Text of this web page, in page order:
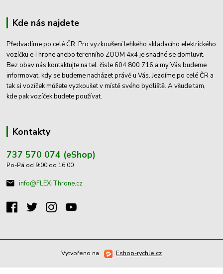
Kde nás najdete
Předvadíme po celé ČR. Pro vyzkoušení lehkého skládacího elektrického
vozíčku eThrone anebo terenního ZOOM 4x4 je snadné se domluvit.
Bez obav nás kontaktujte na tel. čísle 604 800 716 a my Vás budeme
informovat, kdy se budeme nacházet právě u Vás. Jezdíme po celé ČR a
tak si vozíček můžete vyzkoušet v místě svého bydliště. A všude tam,
kde pak vozíček budete používat.
Kontakty
737 570 074 (eShop)
Po-Pá od 9:00 do 16:00
info@FLEXiThrone.cz
Vytvořeno na Eshop-rychle.cz